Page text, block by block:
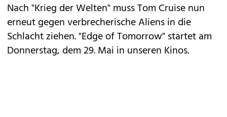
Nach "Krieg der Welten" muss Tom Cruise nun
erneut gegen verbrecherische Aliens in die
Schlacht ziehen. "Edge of Tomorrow" startet am
Donnerstag, dem 29. Mai in unseren Kinos.